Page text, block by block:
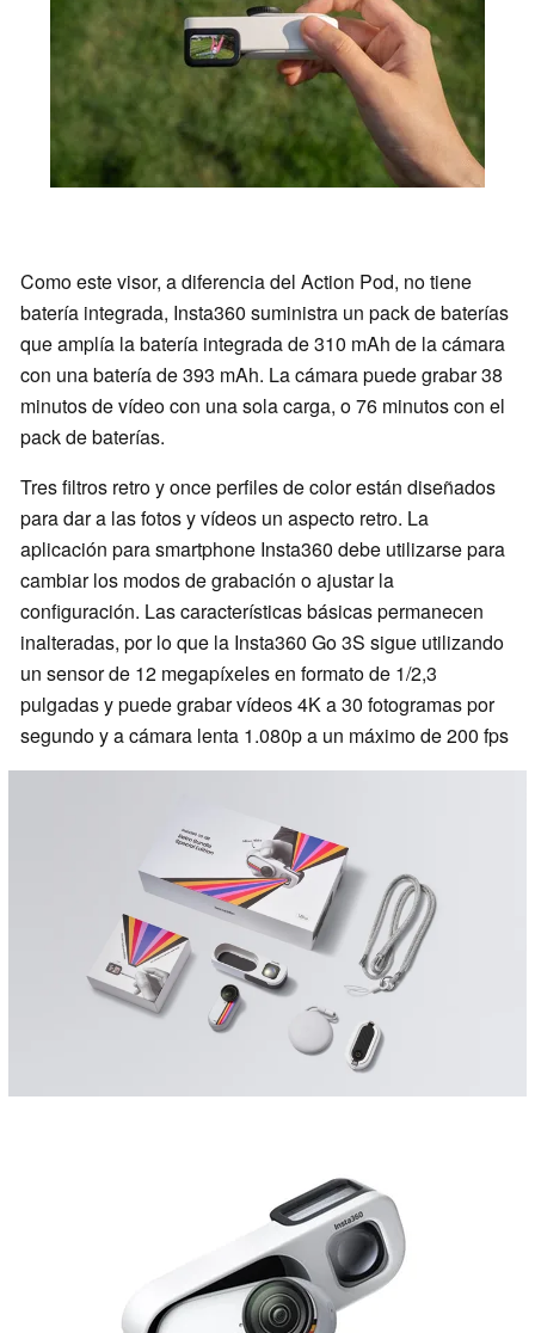
Como este visor, a diferencia del Action Pod, no tiene
batería integrada, Insta360 suministra un pack de baterías
que amplía la batería integrada de 310 mAh de la cámara
con una batería de 393 mAh. La cámara puede grabar 38
minutos de vídeo con una sola carga, o 76 minutos con el
pack de baterías.
Tres filtros retro y once perfiles de color están diseñados
para dar a las fotos y vídeos un aspecto retro. La
aplicación para smartphone Insta360 debe utilizarse para
cambiar los modos de grabación o ajustar la
configuración. Las características básicas permanecen
inalteradas, por lo que la Insta360 Go 3S sigue utilizando
un sensor de 12 megapíxeles en formato de 1/2,3
pulgadas y puede grabar vídeos 4K a 30 fotogramas por
segundo y a cámara lenta 1.080p a un máximo de 200 fps